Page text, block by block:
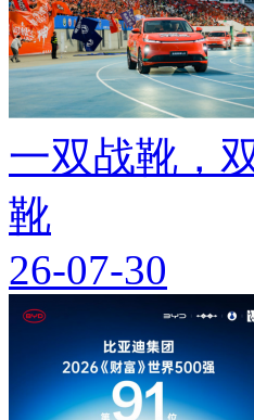
一双战靴，
靴
26-07-30